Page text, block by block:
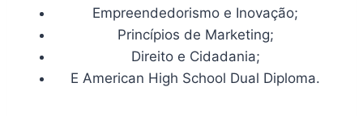
Empreendedorismo e Inovação;
Princípios de Marketing;
Direito e Cidadania;
E American High School Dual Diploma.